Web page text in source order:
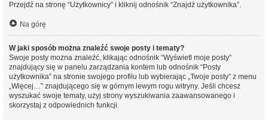
Przejdź na stronę “Użytkownicy” i kliknij odnośnik “Znajdź użytkownika”.
Na górę
W jaki sposób można znaleźć swoje posty i tematy?
Swoje posty można znaleźć, klikając odnośnik “Wyświetl moje posty”
znajdujący się w panelu zarządzania kontem lub odnośnik “Posty
użytkownika” na stronie swojego profilu lub wybierając „Twoje posty” z menu
„Więcej…” znajdującego się w górnym lewym rogu witryny. Jeśli chcesz
wyszukać swoje tematy, użyj strony wyszukiwania zaawansowanego i
skorzystaj z odpowiednich funkcji.